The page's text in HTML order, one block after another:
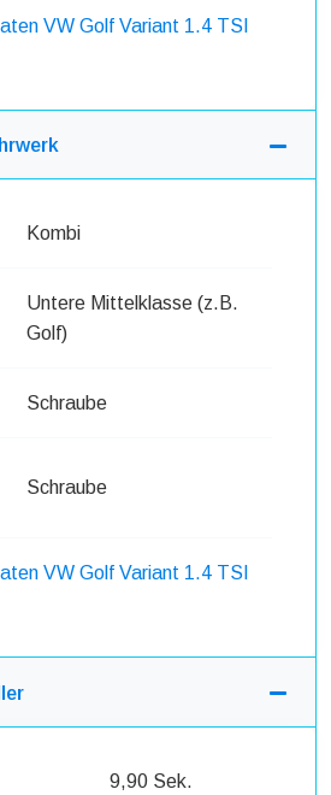
VW Golf Variant 1.4 TSI
Kombi
Untere Mittelklasse (z.B.
Golf)
Schraube
Schraube
VW Golf Variant 1.4 TSI
9,90 Sek.